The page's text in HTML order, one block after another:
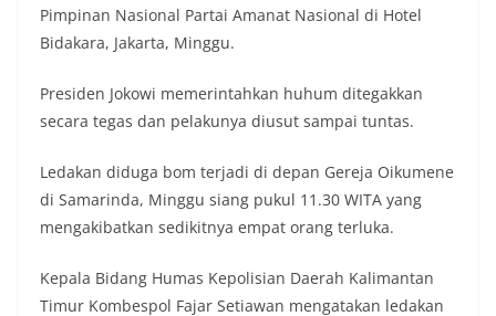
Pimpinan Nasional Partai Amanat Nasional di Hotel
Bidakara, Jakarta, Minggu.
Presiden Jokowi memerintahkan huhum ditegakkan
secara tegas dan pelakunya diusut sampai tuntas.
Ledakan diduga bom terjadi di depan Gereja Oikumene
di Samarinda, Minggu siang pukul 11.30 WITA yang
mengakibatkan sedikitnya empat orang terluka.
Kepala Bidang Humas Kepolisian Daerah Kalimantan
Timur Kombespol Fajar Setiawan mengatakan ledakan